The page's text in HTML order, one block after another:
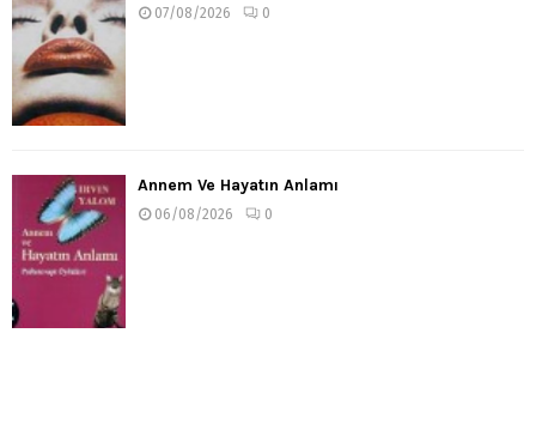
07/08/2026 0
Annem Ve Hayatın Anlamı
06/08/2026 0